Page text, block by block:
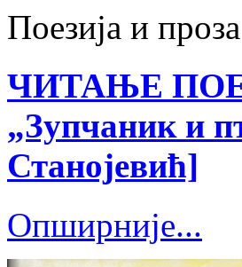
Поезија и проза
ЧИТАЊЕ
„Зупчаник и
Станојевић]
Опширније...